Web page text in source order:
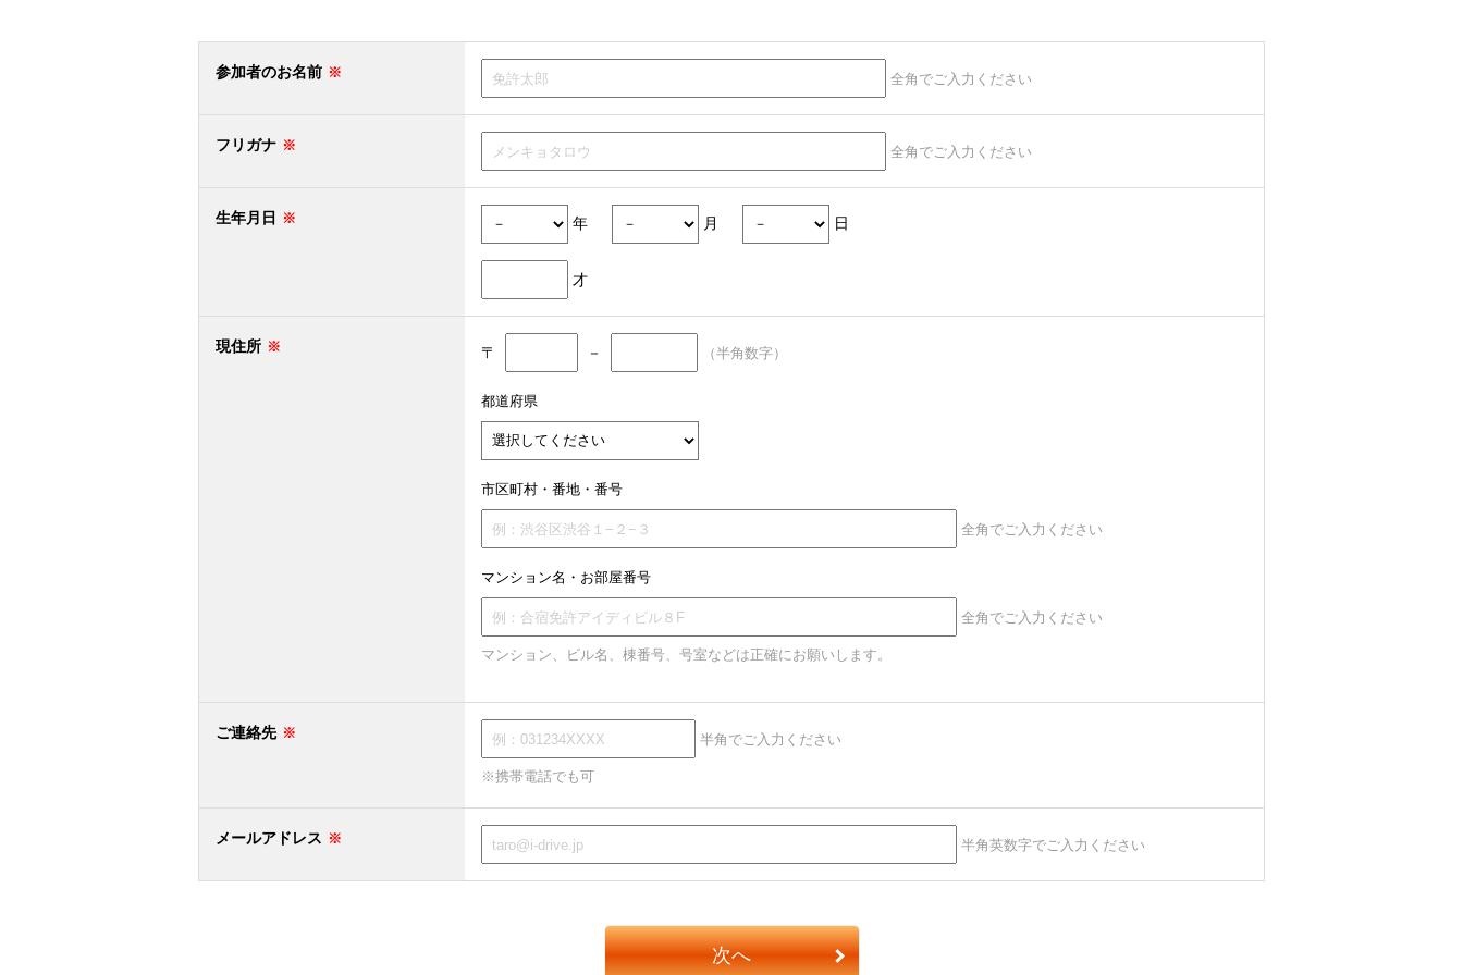
参加者のお名前 全角でご入力ください
フリガナ 全角でご入力ください
生年月日 年 月 日
才
現住所 〒 － （半角数字）
都道府県
市区町村・番地・番号
全角でご入力ください
マンション名・お部屋番号
全角でご入力ください
マンション、ビル名、棟番号、号室などは正確にお願いします。
ご連絡先 半角でご入力ください
※携帯電話でも可
メールアドレス 半角英数字でご入力ください
次へ